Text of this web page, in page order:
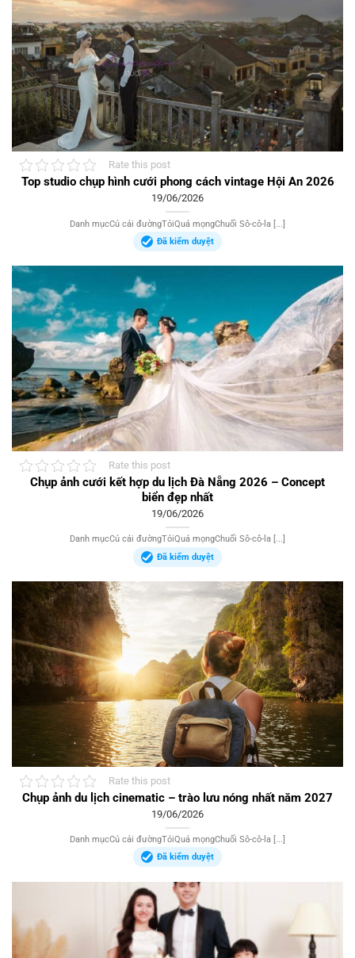
Rate this post
Top studio chụp hình cưới phong cách vintage Hội An 2026
19/06/2026
Danh mụcCủ cải đườngTỏiQuả mọngChuối Sô-cô-la [...]
Đã kiểm duyệt
Rate this post
Chụp ảnh cưới kết hợp du lịch Đà Nẵng 2026 – Concept
biển đẹp nhất
19/06/2026
Danh mụcCủ cải đườngTỏiQuả mọngChuối Sô-cô-la [...]
Đã kiểm duyệt
Rate this post
Chụp ảnh du lịch cinematic – trào lưu nóng nhất năm 2027
19/06/2026
Danh mụcCủ cải đườngTỏiQuả mọngChuối Sô-cô-la [...]
Đã kiểm duyệt